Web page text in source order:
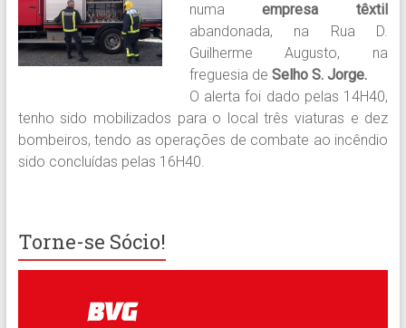
numaempresa têxtil
abandonada, na Rua D.
Guilherme Augusto, na
freguesia de Selho S. Jorge.
O alerta foi dado pelas 14H40,
tenho sido mobilizados para o local três viaturas e dez
bombeiros, tendo as operações de combate ao incêndio
sido concluídas pelas 16H40.
Torne-se Sócio!